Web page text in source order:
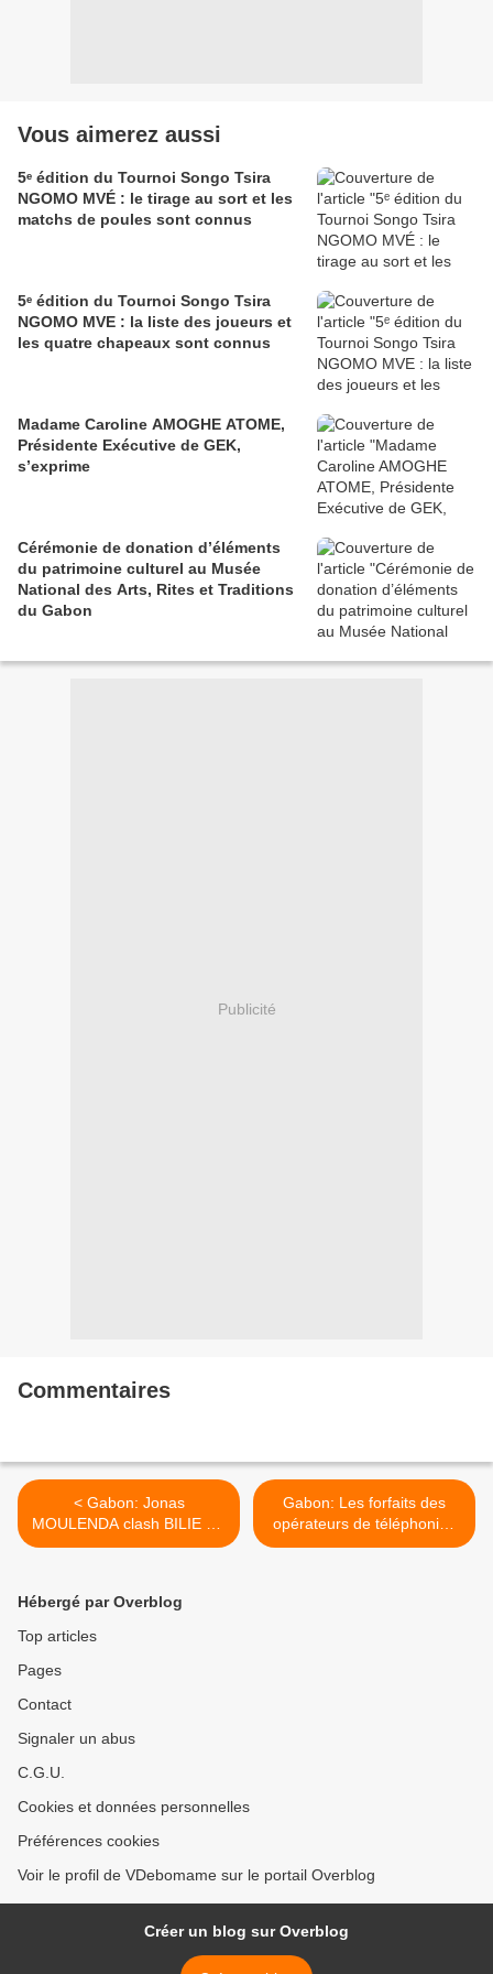
Vous aimerez aussi
5ᵉ édition du Tournoi Songo Tsira
NGOMO MVÉ : le tirage au sort et les
matchs de poules sont connus
5ᵉ édition du Tournoi Songo Tsira
NGOMO MVE : la liste des joueurs et
les quatre chapeaux sont connus
Madame Caroline AMOGHE ATOME,
Présidente Exécutive de GEK,
s’exprime
Cérémonie de donation d’éléments
du patrimoine culturel au Musée
National des Arts, Rites et Traditions
du Gabon
Publicité
Commentaires
< Gabon: Jonas
MOULENDA clash BILIE BY
NZE porte parole de Bongo
Gabon: Les forfaits des
opérateurs de téléphonies
mobiles qui dérangent, une
Hébergé par Overblog
Top articles
Pages
Contact
Signaler un abus
C.G.U.
Cookies et données personnelles
Préférences cookies
Voir le profil de VDebomame sur le portail Overblog
Créer un blog sur Overblog